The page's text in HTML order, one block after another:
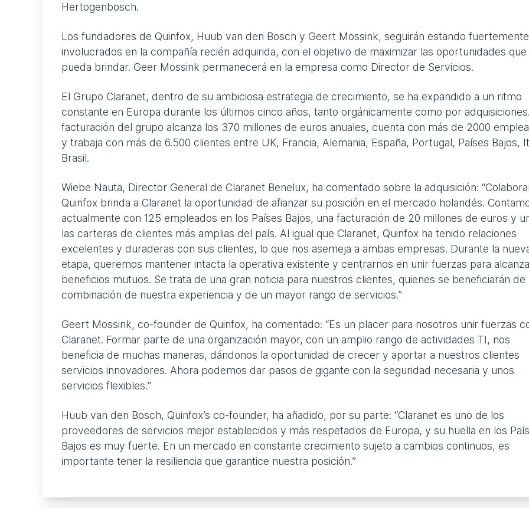
Hertogenbosch.
Los fundadores de Quinfox, Huub van den Bosch y Geert Mossink, seguirán estando fuertemente
involucrados en la compañía recién adquirida, con el objetivo de maximizar las oportunidades que
pueda brindar. Geer Mossink permanecerá en la empresa como Director de Servicios.
El Grupo Claranet, dentro de su ambiciosa estrategia de crecimiento, se ha expandido a un ritmo
constante en Europa durante los últimos cinco años, tanto orgánicamente como por
facturación del grupo alcanza los 370 millones de euros anuales, cuenta con más de 2000
y trabaja con más de 6.500 clientes entre UK, Francia, Alemania, España, Portugal, Países Bajos,
Brasil.
Wiebe Nauta, Director General de Claranet Benelux, ha comentado sobre la adquisición:
Quinfox brinda a Claranet la oportunidad de afianzar su posición en el mercado holandés.
actualmente con 125 empleados en los Países Bajos, una facturación de 20 millones de euros y
las carteras de clientes más amplias del país. Al igual que Claranet, Quinfox ha tenido relaciones
excelentes y duraderas con sus clientes, lo que nos asemeja a ambas empresas. Durante la
etapa, queremos mantener intacta la operativa existente y centrarnos en unir fuerzas para
beneficios mutuos. Se trata de una gran noticia para nuestros clientes, quienes se beneficiarán de
combinación de nuestra experiencia y de un mayor rango de servicios.”
Geert Mossink, co-founder de Quinfox, ha comentado: “Es un placer para nosotros unir fuerzas
Claranet. Formar parte de una organización mayor, con un amplio rango de actividades TI, nos
beneficia de muchas maneras, dándonos la oportunidad de crecer y aportar a nuestros clientes
servicios innovadores. Ahora podemos dar pasos de gigante con la seguridad necesaria y unos
servicios flexibles.”
Huub van den Bosch, Quinfox’s co-founder, ha añadido, por su parte: “Claranet es uno de los
proveedores de servicios mejor establecidos y más respetados de Europa, y su huella en los
Bajos es muy fuerte. En un mercado en constante crecimiento sujeto a cambios continuos, es
importante tener la resiliencia que garantice nuestra posición.”